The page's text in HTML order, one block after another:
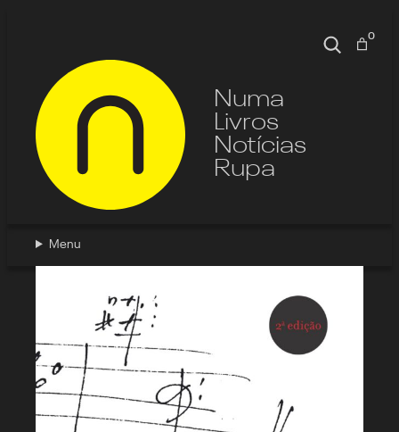
Pesquisa0
Numa
Livros
Notícias
Rupa
Menu